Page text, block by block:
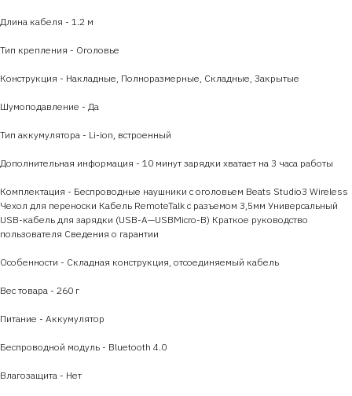
Длина кабеля - 1.2 м
Тип крепления - Оголовье
Конструкция - Накладные, Полноразмерные, Складные, Закрытые
Шумоподавление - Да
Тип аккумулятора - Li-ion, встроенный
Дополнительная информация - 10 минут зарядки хватает на 3 часа работы
Комплектация - Беспроводные наушники с оголовьем Beats Studio3 Wireless
Чехол для переноски Кабель RemoteTalk с разъемом 3,5мм Универсальный
USB-кабель для зарядки (USB-A—USBMicro-B) Краткое руководство
пользователя Сведения о гарантии
Особенности - Складная конструкция, отсоединяемый кабель
Вес товара - 260 г
Питание - Аккумулятор
Беспроводной модуль - Bluetooth 4.0
Влагозащита - Нет